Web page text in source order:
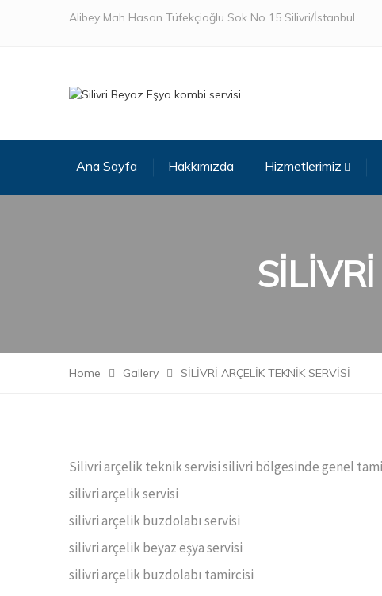
Alibey Mah Hasan Tüfekçioğlu Sok No 15 Silivri/İstanbul
Ana Sayfa Hakkımızda Hizmetlerimiz
Home Gallery SİLİVRİ ARÇELİK TEKNİK SERVİSİ
Silivri arçelik teknik servisi silivri bölgesinde genel
silivri arçelik servisi
silivri arçelik buzdolabı servisi
silivri arçelik beyaz eşya servisi
silivri arçelik buzdolabı tamircisi